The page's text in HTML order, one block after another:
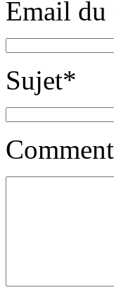
Email du
Sujet*